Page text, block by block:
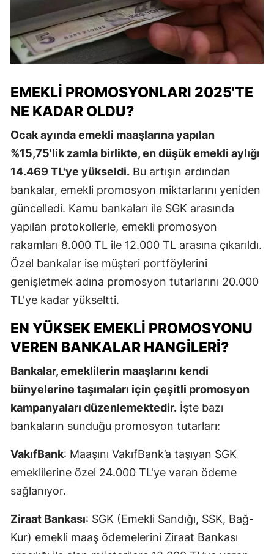
EMEKLI PROMOSYONLARI 2025'TE
NE KADAR OLDU?
Ocak ayında emekli maaşlarına yapılan
%15,75'lik zamla birlikte, en düşük emekli aylığı
14.469 TL'ye yükseldi. Bu artışın ardından
bankalar, emekli promosyon miktarlarını yeniden
güncelledi. Kamu bankaları ile SGK arasında
yapılan protokollerle, emekli promosyon
rakamları 8.000 TL ile 12.000 TL arasına çıkarıldı.
Özel bankalar ise müşteri portföylerini
genişletmek adına promosyon tutarlarını 20.000
TL'ye kadar yükseltti.
EN YÜKSEK EMEKLI PROMOSYONU
VEREN BANKALAR HANGILERI?
Bankalar, emeklilerin maaşlarını kendi
bünyelerine taşımaları için çeşitli promosyon
kampanyaları düzenlemektedir. İşte bazı
bankaların sunduğu promosyon tutarları:
VakıfBank: Maaşını VakıfBank’a taşıyan SGK
emeklilerine özel 24.000 TL'ye varan ödeme
sağlanıyor.
Ziraat Bankası: SGK (Emekli Sandığı, SSK, Bağ-
Kur) emekli maaş ödemelerini Ziraat Bankası